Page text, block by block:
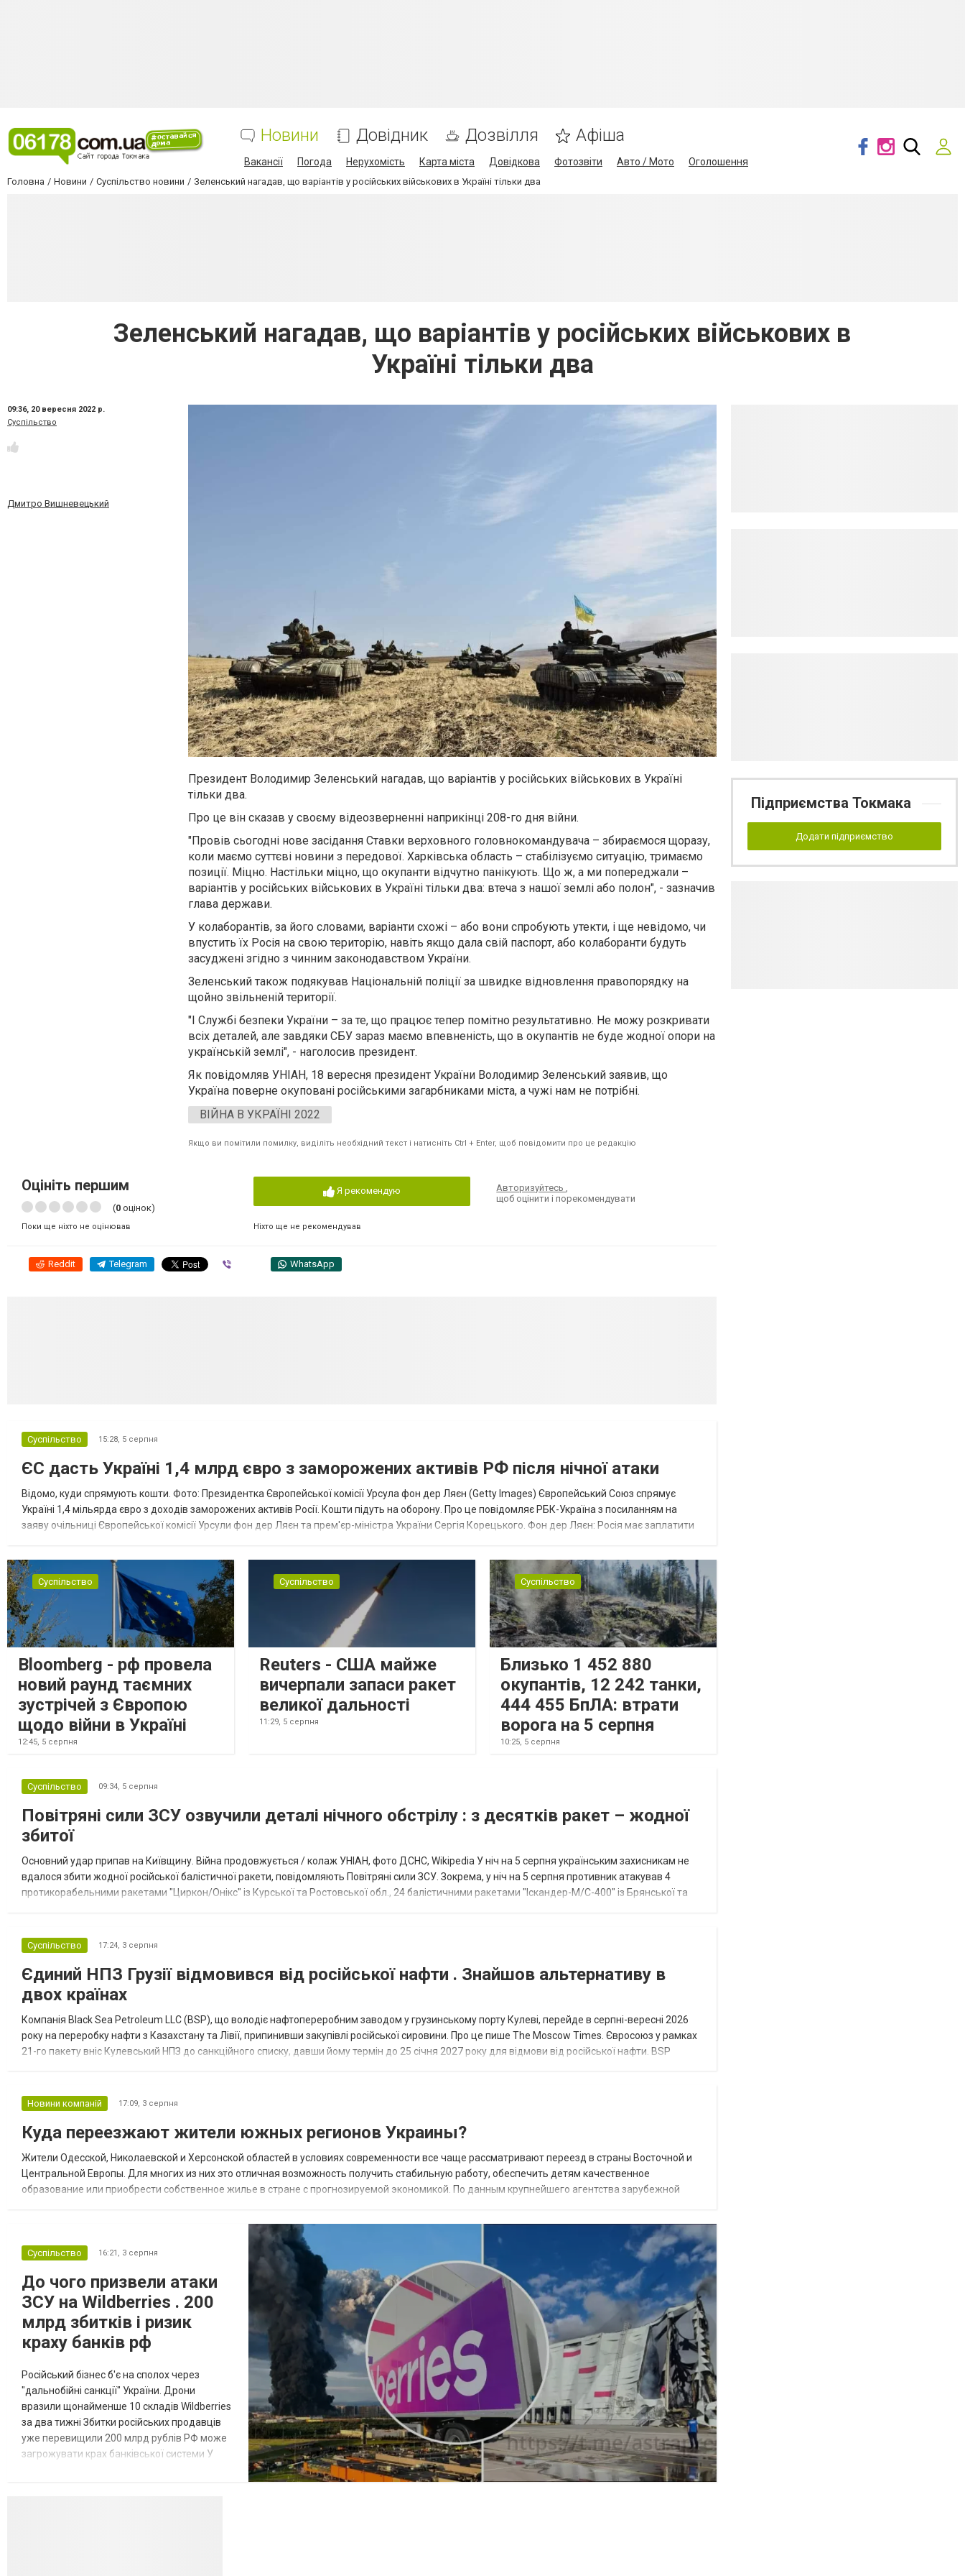
Новини Довідник Дозвілля Афіша
Вакансії Погода Нерухомість Карта міста Довідкова Фотозвіти Авто / Мото Оголошення
Головна Новини Суспільство новини Зеленський нагадав, що варіантів у російських військових в Україні тільки два
Зеленський нагадав, що варіантів у російських військових в
Україні тільки два
09:36, 20 вересня 2022 р.
Суспільство
Дмитро Вишневецький
Президент Володимир Зеленський нагадав, що варіантів у російських військових в Україні
тільки два.
Про це він сказав у своєму відеозверненні наприкінці 208-го дня війни.
"Провів сьогодні нове засідання Ставки верховного головнокомандувача – збираємося щоразу,
коли маємо суттєві новини з передової. Харківська область – стабілізуємо ситуацію, тримаємо
позиції. Міцно. Настільки міцно, що окупанти відчутно панікують. Що ж, а ми попереджали –
варіантів у російських військових в Україні тільки два: втеча з нашої землі або полон", - зазначив
глава держави.
У колаборантів, за його словами, варіанти схожі – або вони спробують утекти, і ще невідомо, чи
впустить їх Росія на свою територію, навіть якщо дала свій паспорт, або колаборанти будуть
засуджені згідно з чинним законодавством України.
Зеленський також подякував Національній поліції за швидке відновлення правопорядку на
щойно звільненій території.
"І Службі безпеки України – за те, що працює тепер помітно результативно. Не можу розкривати
всіх деталей, але завдяки СБУ зараз маємо впевненість, що в окупантів не буде жодної опори на
українській землі", - наголосив президент.
Як повідомляв УНІАН, 18 вересня президент України Володимир Зеленський заявив, що
Україна поверне окуповані російськими загарбниками міста, а чужі нам не потрібні.
ВІЙНА В УКРАЇНІ 2022
Якщо ви помітили помилку, виділіть необхідний текст і натисніть Ctrl + Enter, щоб повідомити про це редакцію
Оцініть першим
(0 оцінок)
Поки ще ніхто не оцінював
Я рекомендую
Ніхто ще не рекомендував
Авторизуйтесь,
щоб оцінити і порекомендувати
Reddit Telegram WhatsApp
Суспільство 15:28, 5 серпня
ЄС дасть Україні 1,4 млрд євро з заморожених активів РФ після нічної атаки
Відомо, куди спрямують кошти. Фото: Президентка Європейської комісії Урсула фон дер Ляєн (Getty Images) Європейський Союз спрямує
Україні 1,4 мільярда євро з доходів заморожених активів Росії. Кошти підуть на оборону. Про це повідомляє РБК-Україна з посиланням на
заяву очільниці Європейської комісії Урсули фон дер Ляєн та прем'єр-міністра України Сергія Корецького. Фон дер Ляєн: Росія має заплатити
Суспільство
Bloomberg - рф провела
новий раунд таємних
зустрічей з Європою
щодо війни в Україні
12:45, 5 серпня
Суспільство
Reuters - США майже
вичерпали запаси ракет
великої дальності
11:29, 5 серпня
Суспільство
Близько 1 452 880
окупантів, 12 242 танки,
444 455 БпЛА: втрати
ворога на 5 серпня
10:25, 5 серпня
Суспільство 09:34, 5 серпня
Повітряні сили ЗСУ озвучили деталі нічного обстрілу : з десятків ракет – жодної
збитої
Основний удар припав на Київщину. Війна продовжується / колаж УНІАН, фото ДСНС, Wikipedia У ніч на 5 серпня українським захисникам не
вдалося збити жодної російської балістичної ракети, повідомляють Повітряні сили ЗСУ. Зокрема, у ніч на 5 серпня противник атакував 4
протикорабельними ракетами "Циркон/Онікс" із Курської та Ростовської обл., 24 балістичними ракетами "Іскандер-М/С-400" із Брянської та
Суспільство 17:24, 3 серпня
Єдиний НПЗ Грузії відмовився від російської нафти . Знайшов альтернативу в
двох країнах
Компанія Black Sea Petroleum LLC (BSP), що володіє нафтопереробним заводом у грузинському порту Кулеві, перейде в серпні-вересні 2026
року на переробку нафти з Казахстану та Лівії, припинивши закупівлі російської сировини. Про це пише The Moscow Times. Євросоюз у рамках
21-го пакету вніс Кулевський НПЗ до санкційного списку, давши йому термін до 25 січня 2027 року для відмови від російської нафти. BSP
Новини компаній 17:09, 3 серпня
Куда переезжают жители южных регионов Украины?
Жители Одесской, Николаевской и Херсонской областей в условиях современности все чаще рассматривают переезд в страны Восточной и
Центральной Европы. Для многих из них это отличная возможность получить стабильную работу, обеспечить детям качественное
образование или приобрести собственное жилье в стране с прогнозируемой экономикой. По данным крупнейшего агентства зарубежной
Суспільство 16:21, 3 серпня
До чого призвели атаки
ЗСУ на Wildberries . 200
млрд збитків і ризик
краху банків рф
Російський бізнес б'є на сполох через
"дальнобійні санкції" України. Дрони
вразили щонайменше 10 складів Wildberries
за два тижні Збитки російських продавців
уже перевищили 200 млрд рублів РФ може
загрожувати крах банківської системи У
Підприємства Токмака
Додати підприємство